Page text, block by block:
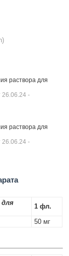
раствора для
-
раствора для
-
1 фл.
50 мг